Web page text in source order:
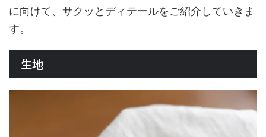
に向けて、サクッとディテールをご紹介していきま
す。
生地